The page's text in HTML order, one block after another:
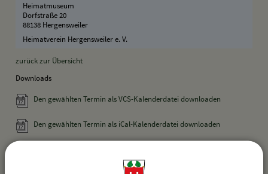
Heimatmuseum
Dorfstraße 20
88138 Hergensweiler
Heimatverein Hergensweiler e. V.
zurück zur Übersicht
Downloads
Den gewählten Termin als VCS-Kalenderdatei downloaden
Den gewählten Termin als iCal-Kalenderdatei downloaden